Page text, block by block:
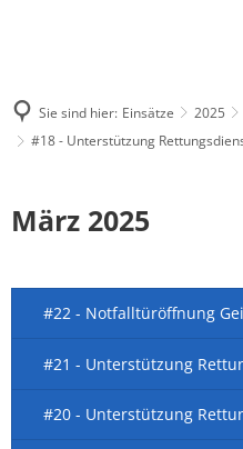
Sie sind hier: Einsätze 2025
#18 - Unterstützung
März 2025
#22 - Notfalltüröffnung
#21 - Unterstützung
#20 - Unterstützung